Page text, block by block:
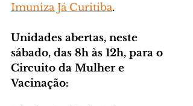
Imuniza Já Curitiba.
Unidades abertas, neste
sábado, das 8h às 12h, para o
Circuito da Mulher e
Vacinação: